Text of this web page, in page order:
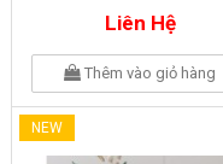
Liên Hệ
Thêm vào giỏ hàng
NEW